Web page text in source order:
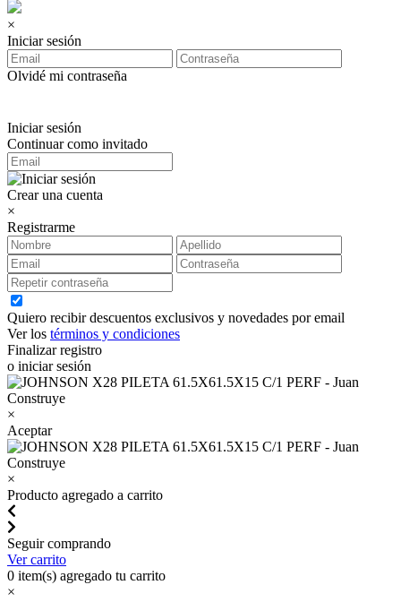
×
Iniciar sesión
Olvidé mi contraseña
Iniciar sesión
Continuar como invitado
Crear una cuenta
×
Registrarme
Quiero recibir descuentos exclusivos y novedades por email
Ver los términos y condiciones
Finalizar registro
o iniciar sesión
×
Aceptar
×
Producto agregado a carrito
Seguir comprando
Ver carrito
0 item(s) agregado tu carrito
×